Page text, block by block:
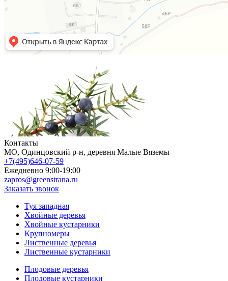
Контакты
МO, Одинцовский р-н, деревня Малые Вяземы
+7(495)646-07-59
Ежедневно 9:00-19:00
zapros@greenstrana.ru
Заказать звонок
Туя западная
Хвойные деревья
Хвойные кустарники
Крупномеры
Лиственные деревья
Лиственные кустарники
Плодовые деревья
Плодовые кустарники